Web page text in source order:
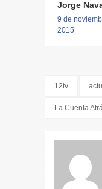
Jorge
9 de
2015
12tv
La Cuenta